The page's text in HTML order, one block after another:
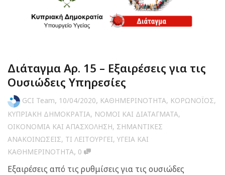
Διάταγμα Αρ. 15 – Εξαιρέσεις για τις
Ουσιώδεις Υπηρεσίες
GCI Team, 10/04/2020, ΚΑΘΗΜΕΡΙΝΟΤΗΤΑ, ΚΟΡΩΝΟΪΟΣ,
ΚΥΠΡΙΑΚΗ ΔΗΜΟΚΡΑΤΙΑ, ΝΟΜΟΙ ΚΑΙ ΔΙΑΤΑΓΜΑΤΑ,
ΟΙΚΟΝΟΜΙΑ ΚΑΙ ΑΠΑΣΧΟΛΗΣΗ, ΣΗΜΑΝΤΙΚΕΣ
ΑΝΑΚΟΙΝΩΣΕΙΣ, ΤΙ ΛΕΙΤΟΥΡΓΕΙ, ΥΓΕΙΑ ΚΑΙ
ΚΑΘΗΜΕΡΙΝΟΤΗΤΑ, 0
Εξαιρέσεις από τις ρυθμίσεις για τις ουσιώδες